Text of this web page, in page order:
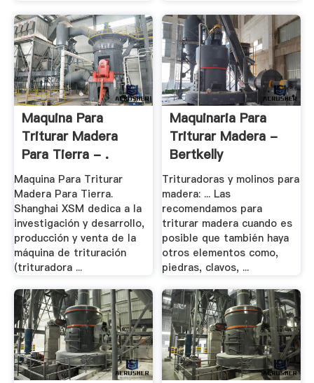
Maquina Para
Triturar Madera
Para Tierra - .
Maquina Para Triturar
Madera Para Tierra.
Shanghai XSM dedica a la
investigación y desarrollo,
producción y venta de la
máquina de trituración
(trituradora ...
Maquinaria Para
Triturar Madera -
Bertkelly
Trituradoras y molinos para
madera: ... Las
recomendamos para
triturar madera cuando es
posible que también haya
otros elementos como,
piedras, clavos, ...